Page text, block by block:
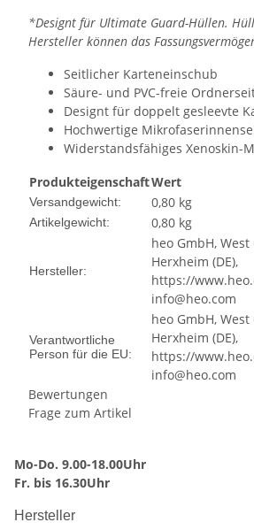
*Designt für Ultimate Guard-Hüllen.
Hersteller können das
Seitlicher Karteneinschub
Säure- und PVC-freie
Designt für doppelt gesleevte
Hochwertige
Widerstandsfähiges Xenoskin-
ProdukteigenschaftWert
Versandgewicht: 0,80 kg
Artikelgewicht: 0,80 kg
Hersteller:
heo GmbH,
Herxheim (DE),
https://
info@heo.com
Verantwortliche
Person für die EU:
heo GmbH,
Herxheim (DE),
https://
info@heo.com
Bewertungen
Frage zum Artikel
Mo-Do. 9.00-18.00Uhr
Fr. bis 16.30Uhr
Hersteller